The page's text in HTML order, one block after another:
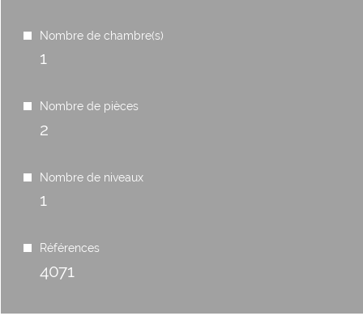
Nombre de chambre(s)
1
Nombre de pièces
2
Nombre de niveaux
1
Références
4071